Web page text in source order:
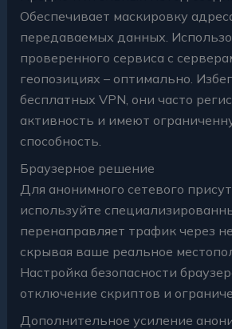
Обеспечивает маскировку
передаваемых данных.
проверенного сервиса с
геопозициях – оптимально.
бесплатных VPN, они часто
активность и имеют
способность.
Браузерное решение
Для анонимного сетевого
используйте
перенаправляет трафик через
скрывая ваше реальное
Настройка безопасности
отключение скриптов и
Дополнительное усиление